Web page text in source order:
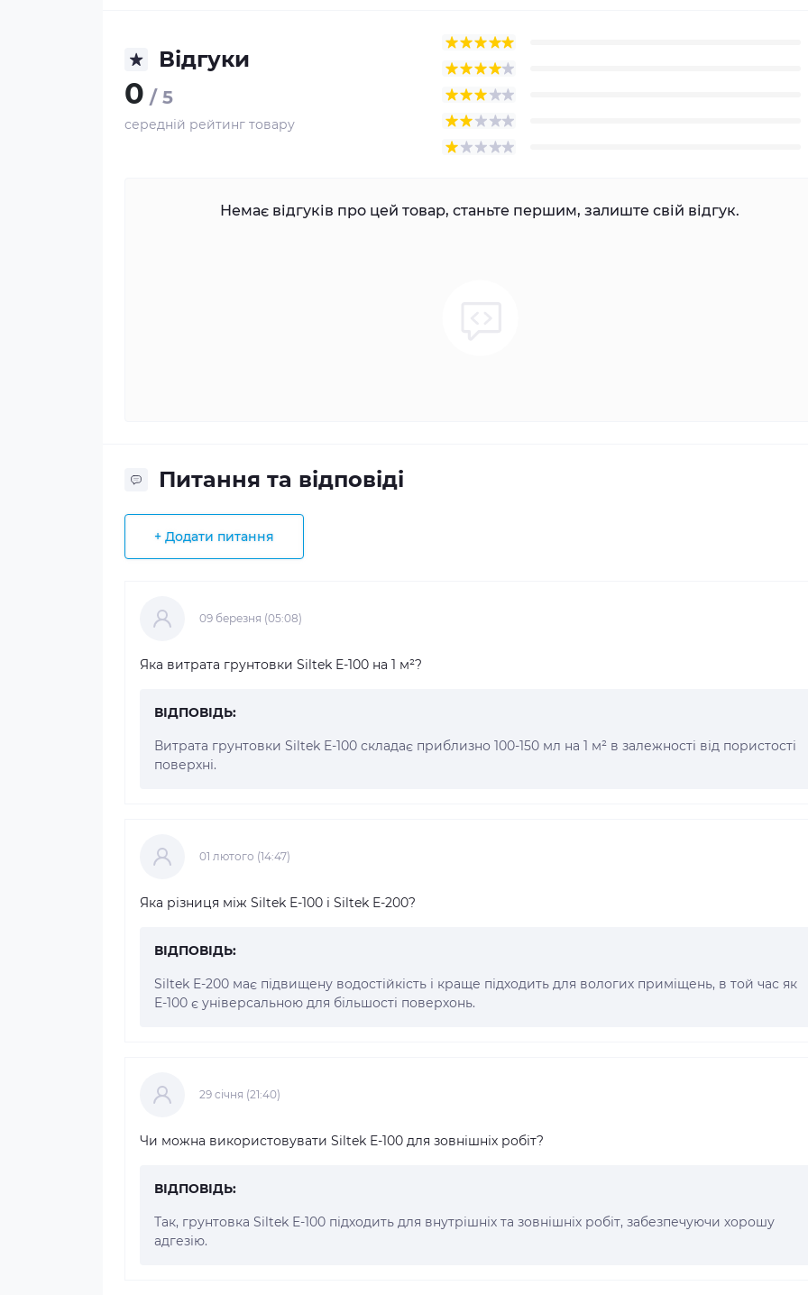
Відгуки
0 / 5
середній рейтинг товару
Немає відгуків про цей товар, станьте першим, залиште свій відгук.
Питання та відповіді
+ Додати питання
09 березня (05:08)
Яка витрата грунтовки Siltek E-100 на 1 м²?
ВІДПОВІДЬ:
Витрата грунтовки Siltek E-100 складає приблизно 100-150 мл на 1 м² в залежності від пористості
поверхні.
01 лютого (14:47)
Яка різниця між Siltek E-100 і Siltek E-200?
ВІДПОВІДЬ:
Siltek E-200 має підвищену водостійкість і краще підходить для вологих приміщень, в той час як
E-100 є універсальною для більшості поверхонь.
29 cічня (21:40)
Чи можна використовувати Siltek E-100 для зовнішніх робіт?
ВІДПОВІДЬ:
Так, грунтовка Siltek E-100 підходить для внутрішніх та зовнішніх робіт, забезпечуючи хорошу
адгезію.